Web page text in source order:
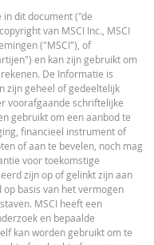
reset datum, bij toepasselijke
specifieke corporate actions
aangepast. De invloed van
in de calculator buiten
waarden afwijken van de
of fiscaal adviseur, accountant of
wijze een fiduciaire verplichting
of in verband met eventuele
producten of andere
voor beleggingsadvies
de getoonde koersen zijn
wordt de juistheid of
Paribas biedt geen garanties
calculator en aanvaardt geen
dit document ("de
van MSCI Inc., MSCI
("MSCI"), of
en kan zijn gebruikt om
De Informatie is
zijn geheel of gedeeltelijk
voorafgaande schriftelijke
gebruikt om een aanbod te
financieel instrument of
of aan te bevelen, noch mag
voor toekomstige
zijn op of gelinkt zijn aan
op basis van het vermogen
MSCI heeft een
en bepaalde
kan worden gebruikt om te